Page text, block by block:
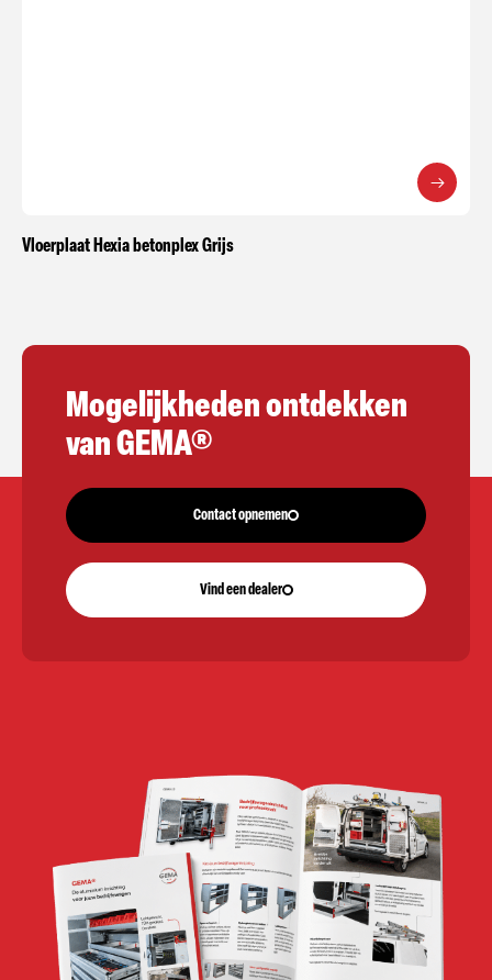
Vloerplaat Hexia betonplex Grijs
Mogelijkheden ontdekken
van GEMA®
Contact opnemen
Vind een dealer